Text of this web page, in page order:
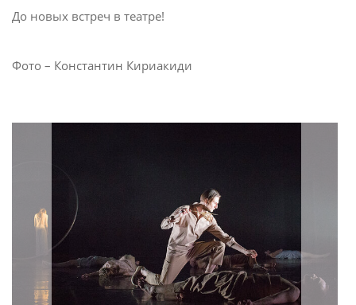
До новых встреч в театре!
Фото – Константин Кириакиди